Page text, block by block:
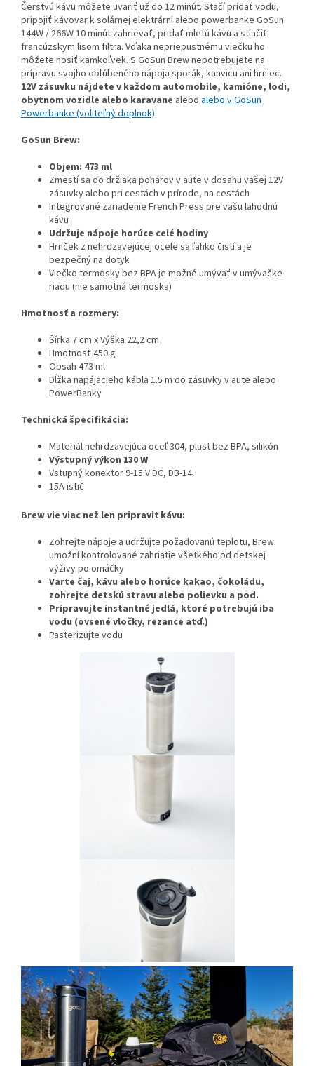
Čerstvú kávu môžete uvariť už do 12 minút. Stačí pridať vodu,
pripojiť kávovar k solárnej elektrárni alebo powerbanke GoSun
144W / 266W 10 minút zahrievať, pridať mletú kávu a stlačiť
francúzskym lisom filtra. Vďaka nepriepustnému viečku ho
môžete nosiť kamkoľvek. S GoSun Brew nepotrebujete na
prípravu svojho obľúbeného nápoja sporák, kanvicu ani hrniec.
12V zásuvku nájdete v každom automobile, kamióne, lodi,
obytnom vozidle alebo karavane alebo alebo v GoSun
Powerbanke (voliteľný doplnok).
GoSun Brew:
Objem: 473 ml
Zmestí sa do držiaka pohárov v aute v dosahu vašej 12V
zásuvky alebo pri cestách v prírode, na cestách
Integrované zariadenie French Press pre vašu lahodnú
kávu
Udržuje nápoje horúce celé hodiny
Hrnček z nehrdzavejúcej ocele sa ľahko čistí a je
bezpečný na dotyk
Viečko termosky bez BPA je možné umývať v umývačke
riadu (nie samotná termoska)
Hmotnosť a rozmery:
Šírka 7 cm x Výška 22,2 cm
Hmotnosť 450 g
Obsah 473 ml
Dĺžka napájacieho kábla 1.5 m do zásuvky v aute alebo
PowerBanky
Technická špecifikácia:
Materiál nehrdzavejúca oceľ 304, plast bez BPA, silikón
Výstupný výkon 130 W
Vstupný konektor 9-15 V DC, DB-14
15A istič
Brew vie viac než len pripraviť kávu:
Zohrejte nápoje a udržujte požadovanú teplotu, Brew
umožní kontrolované zahriatie všetkého od detskej
výživy po omáčky
Varte čaj, kávu alebo horúce kakao, čokoládu,
zohrejte detskú stravu alebo polievku a pod.
Pripravujte instantné jedlá, ktoré potrebujú iba
vodu (ovsené vločky, rezance atď.)
Pasterizujte vodu